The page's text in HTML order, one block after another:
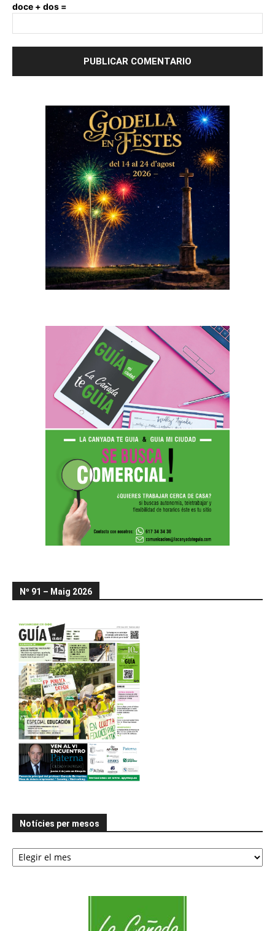
doce + dos =
Nº 91 – Maig 2026
Notícies per mesos
Notícies
per